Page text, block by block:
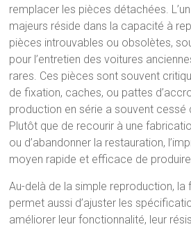
remplacer les pièces détachées.
majeurs réside dans la capacité à
pièces introuvables ou obsolètes,
pour l’entretien des voitures
rares. Ces pièces sont souvent
de fixation, caches, ou pattes
production en série a souvent cessé
Plutôt que de recourir à une
ou d’abandonner la restauration,
moyen rapide et efficace de
Au-delà de la simple reproduction, la
permet aussi d’ajuster les
améliorer leur fonctionnalité, leur